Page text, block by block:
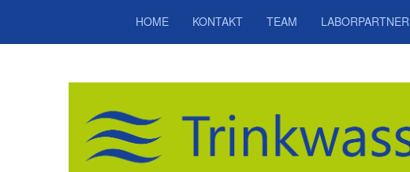
HOME KONTAKT TEAM LABORPARTNER